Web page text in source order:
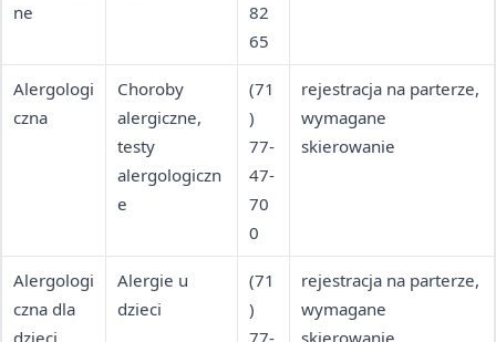
ne
82
65
Alergologi
czna
Choroby
alergiczne,
testy
alergologiczn
e
(71
)
77-
47-
70
0
rejestracja na parterze,
wymagane
skierowanie
Alergologi
czna dla
Alergie u
dzieci
(71
)
rejestracja na parterze,
wymagane